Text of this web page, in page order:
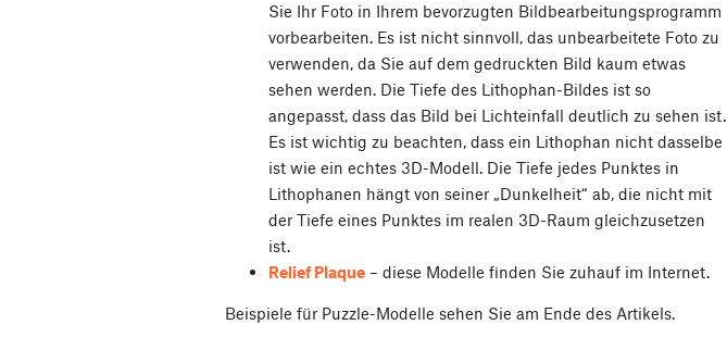
Sie Ihr Foto in Ihrem bevorzugten Bildbearbeitungsprogramm
vorbearbeiten. Es ist nicht sinnvoll, das unbearbeitete Foto zu
verwenden, da Sie auf dem gedruckten Bild kaum etwas
sehen werden. Die Tiefe des Lithophan-Bildes ist so
angepasst, dass das Bild bei Lichteinfall deutlich zu sehen ist.
Es ist wichtig zu beachten, dass ein Lithophan nicht dasselbe
ist wie ein echtes 3D-Modell. Die Tiefe jedes Punktes in
Lithophanen hängt von seiner „Dunkelheit“ ab, die nicht mit
der Tiefe eines Punktes im realen 3D-Raum gleichzusetzen
ist.
Relief Plaque – diese Modelle finden Sie zuhauf im Internet.
Beispiele für Puzzle-Modelle sehen Sie am Ende des Artikels.